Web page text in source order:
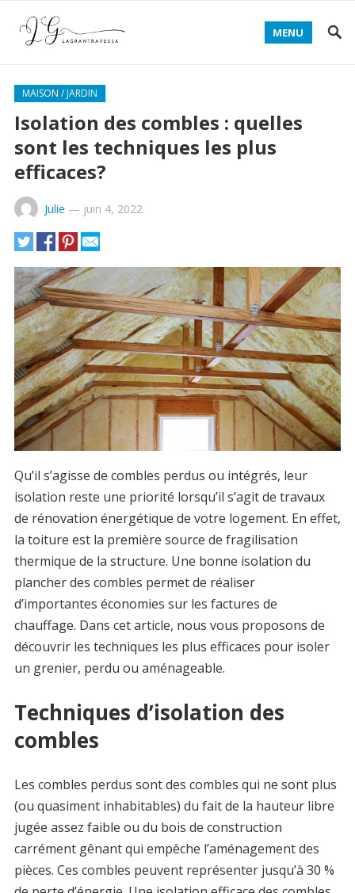
MENU
MAISON / JARDIN
Isolation des combles : quelles
sont les techniques les plus
efficaces?
Julie — juin 4, 2022
Qu’il s’agisse de combles perdus ou intégrés, leur
isolation reste une priorité lorsqu’il s’agit de travaux
de rénovation énergétique de votre logement. En effet,
la toiture est la première source de fragilisation
thermique de la structure. Une bonne isolation du
plancher des combles permet de réaliser
d’importantes économies sur les factures de
chauffage. Dans cet article, nous vous proposons de
découvrir les techniques les plus efficaces pour isoler
un grenier, perdu ou aménageable.
Techniques d’isolation des
combles
Les combles perdus sont des combles qui ne sont plus
(ou quasiment inhabitables) du fait de la hauteur libre
jugée assez faible ou du bois de construction
carrément gênant qui empêche l’aménagement des
pièces. Ces combles peuvent représenter jusqu’à 30 %